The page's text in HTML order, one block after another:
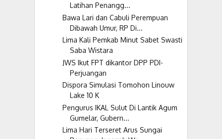
Latihan Penangg...
Bawa Lari dan Cabuli Perempuan
Dibawah Umur, RP Di...
Lima Kali Pemkab Minut Sabet Swasti
Saba Wistara
JWS Ikut FPT dikantor DPP PDI-
Perjuangan
Dispora Simulasi Tomohon Linouw
Lake 10 K
Pengurus IKAL Sulut Di Lantik Agum
Gumelar, Gubern...
Lima Hari Terseret Arus Sungai